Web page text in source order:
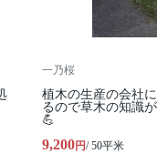
一乃桜
植木の生産の会社
るので草木の知識
💪
9,200円/ 50平米